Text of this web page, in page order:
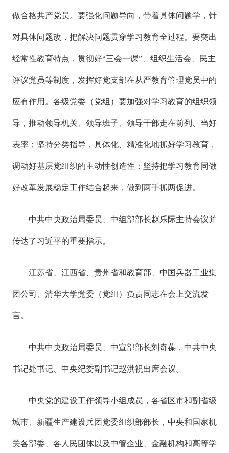
做合格共产党员。要强化问题导向，带着具体问题学，针
对具体问题改，把解决问题贯穿学习教育全过程。要突出
经常性教育特点，贯彻好“三会一课”、组织生活会、民主
评议党员等制度，发挥好党支部在从严教育管理党员中的
应有作用。各级党委（党组）要加强对学习教育的组织领
导，推动领导机关、领导班子、领导干部走在前列、当好
表率；坚持分类指导，具体化、精准化地抓好学习教育，
调动好基层党组织的主动性创造性；坚持把学习教育同做
好改革发展稳定工作结合起来，做到两手抓两促进。
中共中央政治局委员、中组部部长赵乐际主持会议并
传达了习近平的重要指示。
江苏省、江西省、贵州省和教育部、中国兵器工业集
团公司、清华大学党委（党组）负责同志在会上交流发
言。
中共中央政治局委员、中宣部部长刘奇葆，中共中央
书记处书记、中央纪委副书记赵洪祝出席会议。
中央党的建设工作领导小组成员，各省区市和副省级
城市、新疆生产建设兵团党委组织部部长，中央和国家机
关各部委、各人民团体以及中管企业、金融机构和高等学